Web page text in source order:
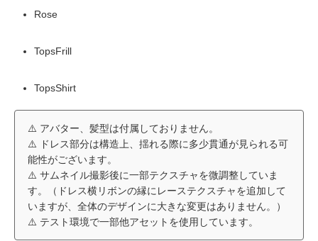
Rose
TopsFrill
TopsShirt
⚠️ アバター、髪型は付属しておりません。
⚠️ ドレス部分は構造上、揺れる際に多少貫通が見られる可
能性がございます。
⚠️ サムネイル撮影後に一部テクスチャを微調整していま
す。（ドレス横リボンの縁にレーステクスチャを追加して
いますが、全体のデザインに大きな変更はありません。）
⚠️ テスト環境で一部他アセットを使用しています。